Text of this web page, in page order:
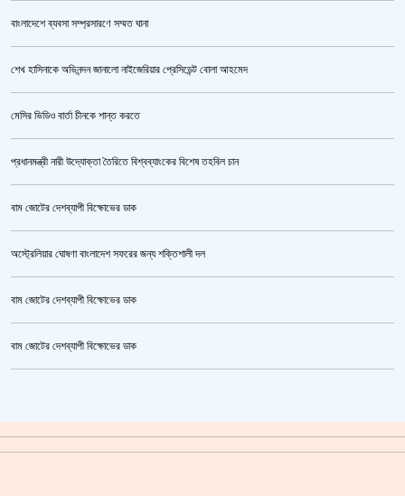
ভারতকে ভয় পেয়েই কি ফেলানী ও মোদিবিরোধী আন্দোলনের ছবি সরানো হয়েছে?’
বাংলাদেশে ব্যবসা সম্প্রসারণে সম্মত ঘানা
শেখ হাসিনাকে অভিনন্দন জানালো নাইজেরিয়ার প্রেসিডেন্ট বোলা আহমেদ
মেসির ভিডিও বার্তা চীনকে শান্ত করতে
প্রধানমন্ত্রী নারী উদ্যোক্তা তৈরিতে বিশ্বব্যাংকের বিশেষ তহবিল চান
বাম জোটের দেশব্যাপী বিক্ষোভের ডাক
অস্ট্রেলিয়ার ঘোষণা বাংলাদেশ সফরের জন্য শক্তিশালী দল
বাম জোটের দেশব্যাপী বিক্ষোভের ডাক
বাম জোটের দেশব্যাপী বিক্ষোভের ডাক
গাজীপুর মহাসড়ক অবরোধ,সিটি করপোরেশনের গাড়ি চাপায় শ্রমিক নিহত